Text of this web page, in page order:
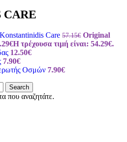
CARE
Care 57.15€ Original
€Η τρέχουσα τιμή είναι: 54.29€.
12.50€
7.90€
Οσμών 7.90€
Search
που αναζητάτε.